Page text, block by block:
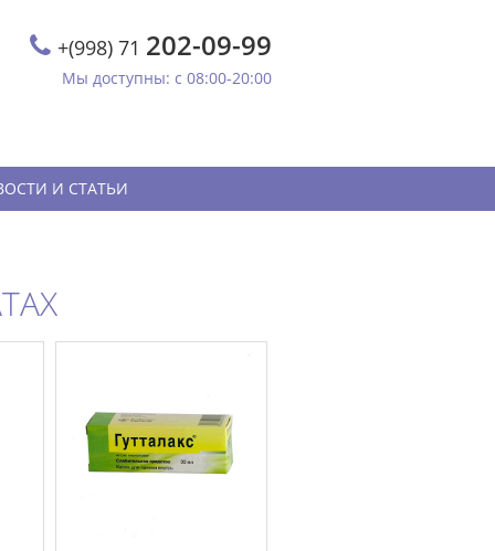
+(998) 71 202-09-99
Мы доступны: с 08:00-20:00
И СТАТЬИ